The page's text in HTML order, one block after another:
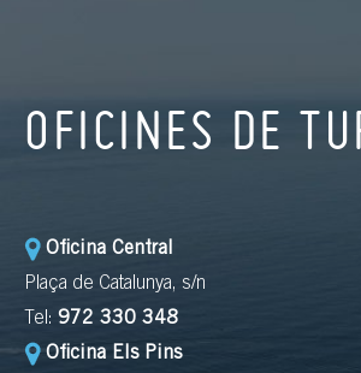
OFICINES DE
Oficina Central
Plaça de Catalunya, s/n
Tel: 972 330 348
Oficina Els Pins